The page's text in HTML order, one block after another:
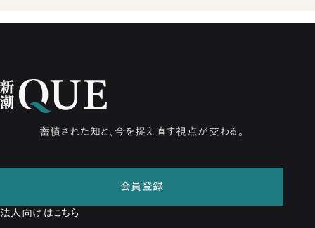
蓄積された知と、今を捉え直す視点が交わる。
会員登録
法人向けはこちら